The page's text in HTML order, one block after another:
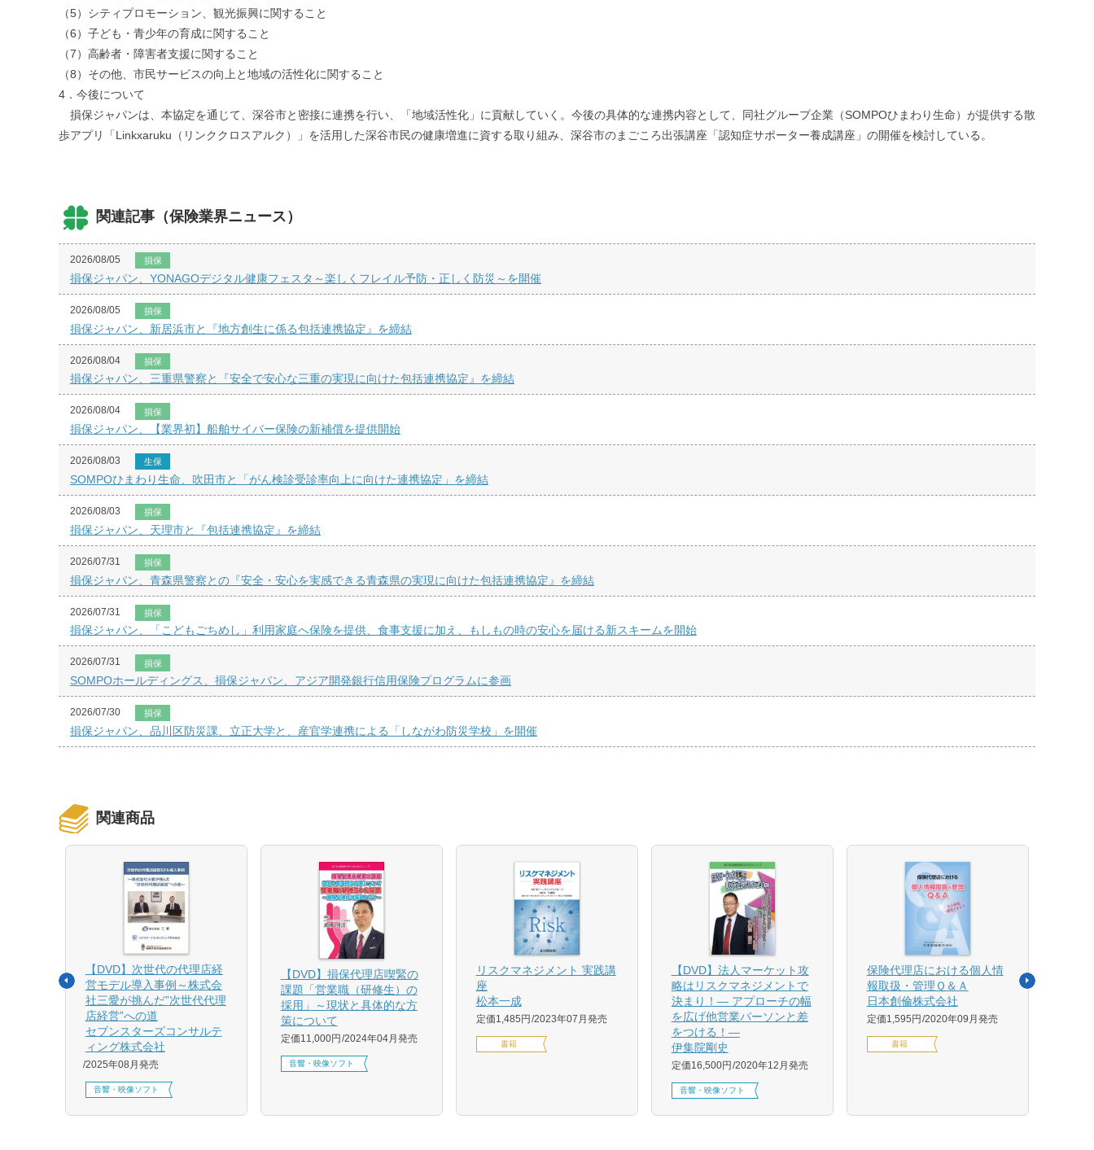
（5）シティプロモーション、観光振興に関すること
（6）子ども・青少年の育成に関すること
（7）高齢者・障害者支援に関すること
（8）その他、市民サービスの向上と地域の活性化に関すること
4．今後について
損保ジャパンは、本協定を通じて、深谷市と密接に連携を行い、「地域活性化」に貢献していく。今後の具体的な連携内容として、同社グループ企業（SOMPOひまわり生命）が提供する散
歩アプリ「Linkxaruku（リンククロスアルク）」を活用した深谷市民の健康増進に資する取り組み、深谷市のまごころ出張講座「認知症サポーター養成講座」の開催を検討している。
関連記事（保険業界ニュース）
2026/08/05 損保
損保ジャパン、YONAGOデジタル健康フェスタ～楽しくフレイル予防・正しく防災～を開催
2026/08/05 損保
損保ジャパン、新居浜市と『地方創生に係る包括連携協定』を締結
2026/08/04 損保
損保ジャパン、三重県警察と『安全で安心な三重の実現に向けた包括連携協定』を締結
2026/08/04 損保
損保ジャパン、【業界初】船舶サイバー保険の新補償を提供開始
2026/08/03 生保
SOMPOひまわり生命、吹田市と「がん検診受診率向上に向けた連携協定」を締結
2026/08/03 損保
損保ジャパン、天理市と『包括連携協定』を締結
2026/07/31 損保
損保ジャパン、青森県警察との『安全・安心を実感できる青森県の実現に向けた包括連携協定』を締結
2026/07/31 損保
損保ジャパン、「こどもごちめし」利用家庭へ保険を提供、食事支援に加え、もしもの時の安心を届ける新スキームを開始
2026/07/31 損保
SOMPOホールディングス、損保ジャパン、アジア開発銀行信用保険プログラムに参画
2026/07/30 損保
損保ジャパン、品川区防災課、立正大学と、産官学連携による「しながわ防災学校」を開催
関連商品
【DVD】次世代の代理店経
営モデル導入事例～株式会
社三愛が挑んだ”次世代代理
店経営”への道
セブンスターズコンサルテ
ィング株式会社
2025年08月発売
音響・映像ソフト
【DVD】損保代理店喫緊の
課題「営業職（研修生）の
採用」～現状と具体的な方
策について
定価11,000円 2024年04月発売
音響・映像ソフト
リスクマネジメント 実践講
座
松本一成
定価1,485円 2023年07月発売
書籍
【DVD】法人マーケット攻
略はリスクマネジメントで
決まり！― アプローチの幅
を広げ他営業パーソンと差
をつける！―
伊集院剛史
定価16,500円 2020年12月発売
音響・映像ソフト
保険代理店における個人情
報取扱・管理Ｑ＆Ａ
日本創倫株式会社
定価1,595円 2020年09月発売
書籍